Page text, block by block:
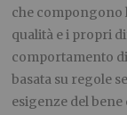
che compongono
qualità e i propri
comportamento
basata su regole
esigenze del